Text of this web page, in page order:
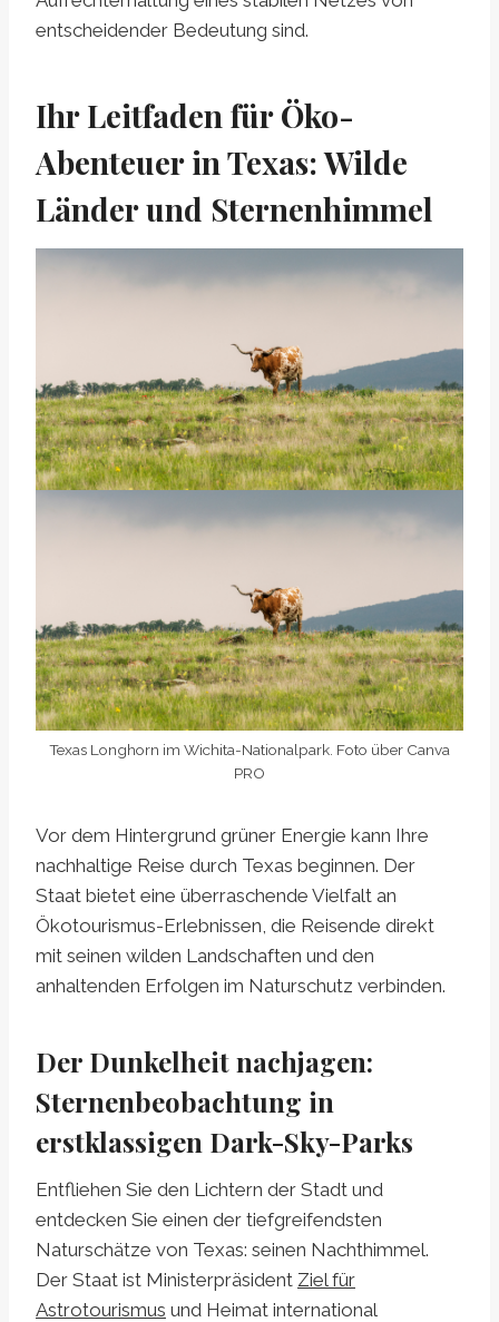
entscheidender Bedeutung sind.
Ihr Leitfaden für Öko-
Abenteuer in Texas: Wilde
Länder und Sternenhimmel
Texas Longhorn im Wichita-Nationalpark. Foto über Canva
PRO
Vor dem Hintergrund grüner Energie kann Ihre
nachhaltige Reise durch Texas beginnen. Der
Staat bietet eine überraschende Vielfalt an
Ökotourismus-Erlebnissen, die Reisende direkt
mit seinen wilden Landschaften und den
anhaltenden Erfolgen im Naturschutz verbinden.
Der Dunkelheit nachjagen:
Sternenbeobachtung in
erstklassigen Dark-Sky-Parks
Entfliehen Sie den Lichtern der Stadt und
entdecken Sie einen der tiefgreifendsten
Naturschätze von Texas: seinen Nachthimmel.
Der Staat ist Ministerpräsident Ziel für
Astrotourismus und Heimat international